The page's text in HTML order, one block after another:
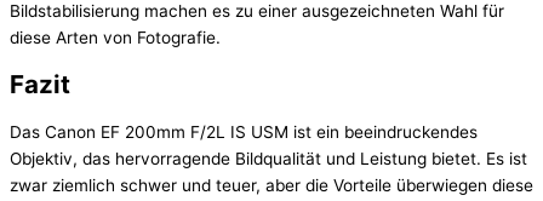
Bildstabilisierung machen es zu einer ausgezeichneten Wahl für
diese Arten von Fotografie.
Fazit
Das Canon EF 200mm F/2L IS USM ist ein beeindruckendes
Objektiv, das hervorragende Bildqualität und Leistung bietet. Es ist
zwar ziemlich schwer und teuer, aber die Vorteile überwiegen diese